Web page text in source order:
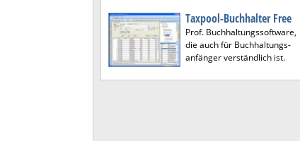
Taxpool-Buchhalter Free
Prof. Buchhaltungssoftware,
die auch für Buchhaltungs-
anfänger verständlich ist.